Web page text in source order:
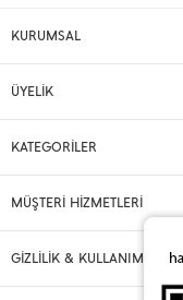
KURUMSAL
ÜYELİK
KATEGORİLER
MÜŞTERİ HİZMETLERİ
GİZLİLİK & KULLANIM